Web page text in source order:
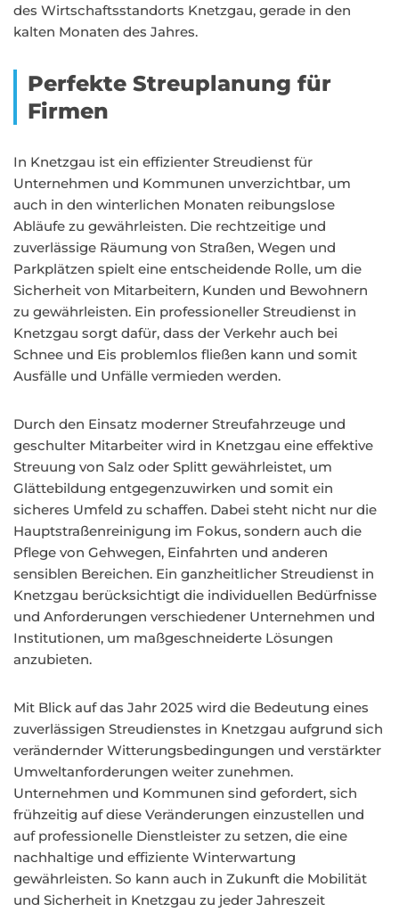
des Wirtschaftsstandorts Knetzgau, gerade in den
kalten Monaten des Jahres.
Perfekte Streuplanung für
Firmen
In Knetzgau ist ein effizienter Streudienst für
Unternehmen und Kommunen unverzichtbar, um
auch in den winterlichen Monaten reibungslose
Abläufe zu gewährleisten. Die rechtzeitige und
zuverlässige Räumung von Straßen, Wegen und
Parkplätzen spielt eine entscheidende Rolle, um die
Sicherheit von Mitarbeitern, Kunden und Bewohnern
zu gewährleisten. Ein professioneller Streudienst in
Knetzgau sorgt dafür, dass der Verkehr auch bei
Schnee und Eis problemlos fließen kann und somit
Ausfälle und Unfälle vermieden werden.
Durch den Einsatz moderner Streufahrzeuge und
geschulter Mitarbeiter wird in Knetzgau eine effektive
Streuung von Salz oder Splitt gewährleistet, um
Glättebildung entgegenzuwirken und somit ein
sicheres Umfeld zu schaffen. Dabei steht nicht nur die
Hauptstraßenreinigung im Fokus, sondern auch die
Pflege von Gehwegen, Einfahrten und anderen
sensiblen Bereichen. Ein ganzheitlicher Streudienst in
Knetzgau berücksichtigt die individuellen Bedürfnisse
und Anforderungen verschiedener Unternehmen und
Institutionen, um maßgeschneiderte Lösungen
anzubieten.
Mit Blick auf das Jahr 2025 wird die Bedeutung eines
zuverlässigen Streudienstes in Knetzgau aufgrund sich
verändernder Witterungsbedingungen und verstärkter
Umweltanforderungen weiter zunehmen.
Unternehmen und Kommunen sind gefordert, sich
frühzeitig auf diese Veränderungen einzustellen und
auf professionelle Dienstleister zu setzen, die eine
nachhaltige und effiziente Winterwartung
gewährleisten. So kann auch in Zukunft die Mobilität
und Sicherheit in Knetzgau zu jeder Jahreszeit